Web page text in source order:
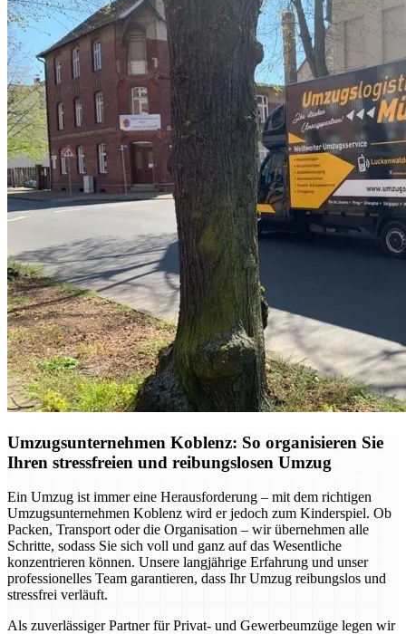
Umzugsunternehmen Koblenz: So organisieren Sie
Ihren stressfreien und reibungslosen Umzug
Ein Umzug ist immer eine Herausforderung – mit dem richtigen
Umzugsunternehmen Koblenz wird er jedoch zum Kinderspiel. Ob
Packen, Transport oder die Organisation – wir übernehmen alle
Schritte, sodass Sie sich voll und ganz auf das Wesentliche
konzentrieren können. Unsere langjährige Erfahrung und unser
professionelles Team garantieren, dass Ihr Umzug reibungslos und
stressfrei verläuft.
Als zuverlässiger Partner für Privat- und Gewerbeumzüge legen wir